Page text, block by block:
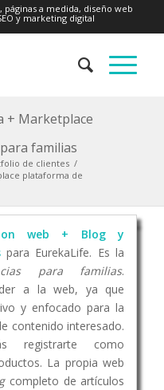
a medida, diseño web
y marketing digital
+ Marketplace
familias
de clientes /
plataforma de
web + Blog y
para EurekaLife. Es la
para familias.
a la web, ya que
y enfocado para la
contenido interesado.
registrarte como
La propia web
completo de artículos